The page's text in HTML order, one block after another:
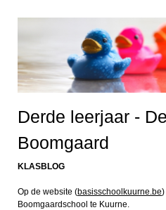
Derde leerjaar -
Boomgaard
KLASBLOG
Op de website (basisschoolkuurne.be)
Boomgaardschool te Kuurne.